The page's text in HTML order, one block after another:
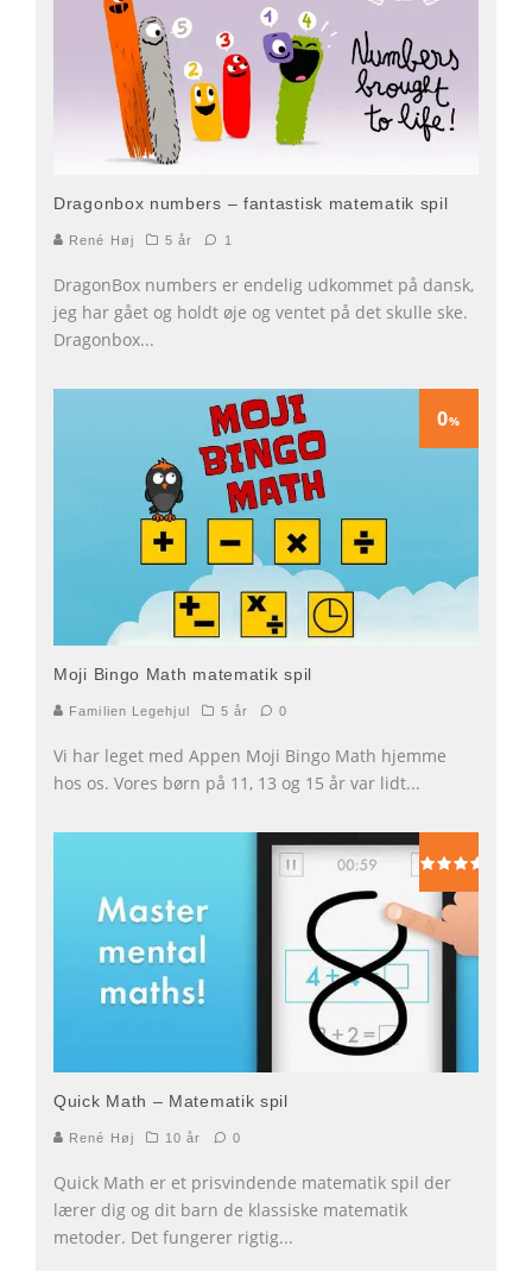
Dragonbox numbers – fantastisk matematik spil
René Høj 5 år 1
DragonBox numbers er endelig udkommet på dansk,
jeg har gået og holdt øje og ventet på det skulle ske.
Dragonbox...
0%
Moji Bingo Math matematik spil
Familien Legehjul 5 år 0
Vi har leget med Appen Moji Bingo Math hjemme
hos os. Vores børn på 11, 13 og 15 år var lidt...
Quick Math – Matematik spil
René Høj 10 år 0
Quick Math er et prisvindende matematik spil der
lærer dig og dit barn de klassiske matematik
metoder. Det fungerer rigtig...